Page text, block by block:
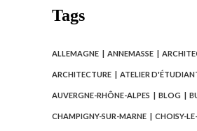
Tags
ALLEMAGNE ANNEMASSE
ARCHITECTURE ATELIER
AUVERGNE-RHÔNE-ALPES BLOG
CHAMPIGNY-SUR-MARNE CHOISY-